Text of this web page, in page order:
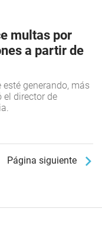
multas por
a partir de
generando, más
el director de
Página siguiente